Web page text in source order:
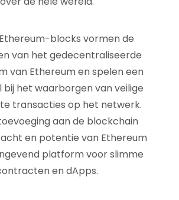
blocks vormen de
van het gedecentraliseerde
van Ethereum en spelen een
bij het waarborgen van veilige
transacties op het netwerk.
aan de blockchain
en potentie van Ethereum
platform voor slimme
en dApps.